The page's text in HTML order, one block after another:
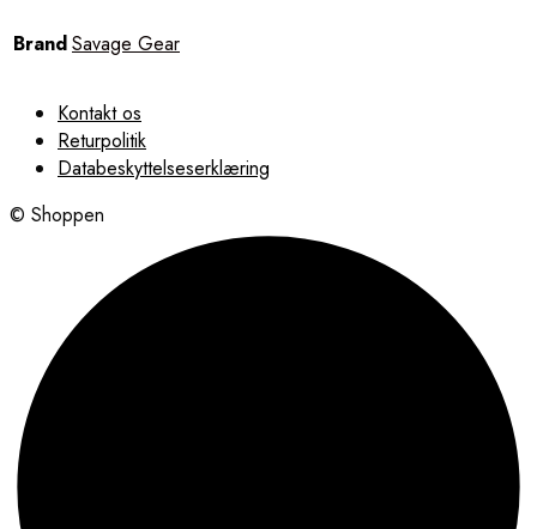
BrandSavage Gear
Kontakt os
Returpolitik
Databeskyttelseserklæring
© Shoppen